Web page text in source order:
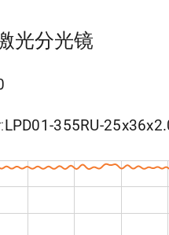
光分光镜
LPD01-355RU-